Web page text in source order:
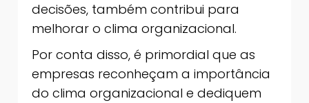
decisões, também contribui para
melhorar o clima organizacional.
Por conta disso, é primordial que as
empresas reconheçam a importância
do clima organizacional e dediquem